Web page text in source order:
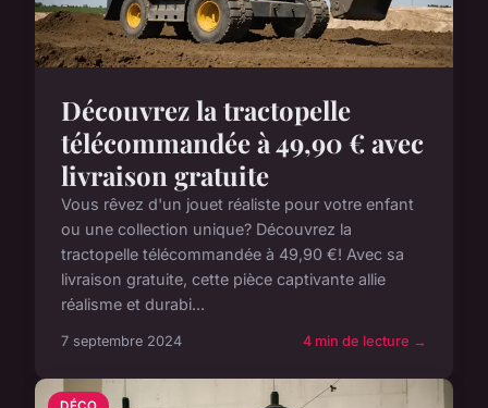
Découvrez la tractopelle
télécommandée à 49,90 € avec
livraison gratuite
Vous rêvez d'un jouet réaliste pour votre enfant
ou une collection unique? Découvrez la
tractopelle télécommandée à 49,90 €! Avec sa
livraison gratuite, cette pièce captivante allie
réalisme et durabi...
7 septembre 2024 4 min de lecture →